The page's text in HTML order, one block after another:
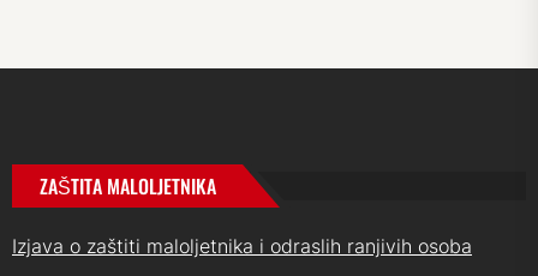
ZAŠTITA MALOLJETNIKA
Izjava o zaštiti maloljetnika i odraslih ranjivih osoba